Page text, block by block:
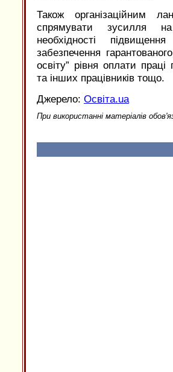
Також організаційним
спрямувати зусилля
необхідності
забезпечення
освіту” рівня оплати праці
та інших працівників тощо.
Джерело: Освіта.ua
При використанні матеріалів